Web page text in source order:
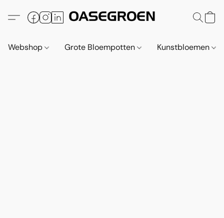
Webshop Grote Bloempotten Kunstbloemen